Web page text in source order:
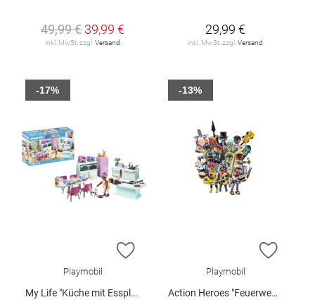
49,99 € 39,99 €
inkl. MwSt. zzgl. Versand
29,99 €
inkl. MwSt. zzgl. Versand
ZUR WUNSCHLISTE HINZUFÜGEN
Playmobil
My Life "Küche mit Essplatz"
-17%
ZUR
Playmobil
Action Heroes "Feuerwehrflugzeug mit Löschfunktion"
-13%